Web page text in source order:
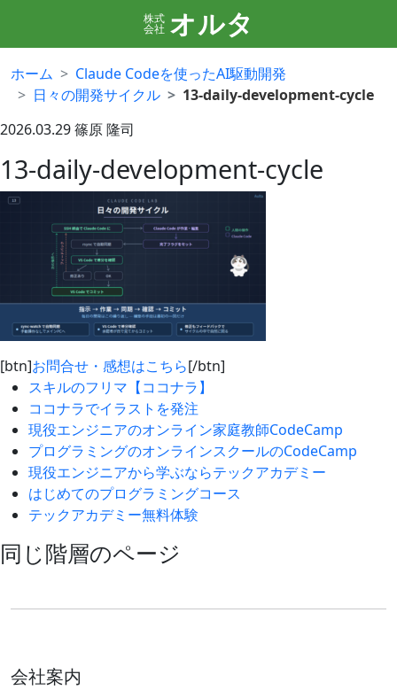
株式
会社 オルタ
ホーム
Claude Codeを使ったAI駆動開発
日々の開発サイクル
13-daily-development-cycle
2026.03.29篠原 隆司
13-daily-development-cycle
[btn]お問合せ・感想はこちら[/btn]
スキルのフリマ【ココナラ】
ココナラでイラストを発注
現役エンジニアのオンライン家庭教師CodeCamp
プログラミングのオンラインスクールのCodeCamp
現役エンジニアから学ぶならテックアカデミー
はじめてのプログラミングコース
テックアカデミー無料体験
同じ階層のページ
会社案内